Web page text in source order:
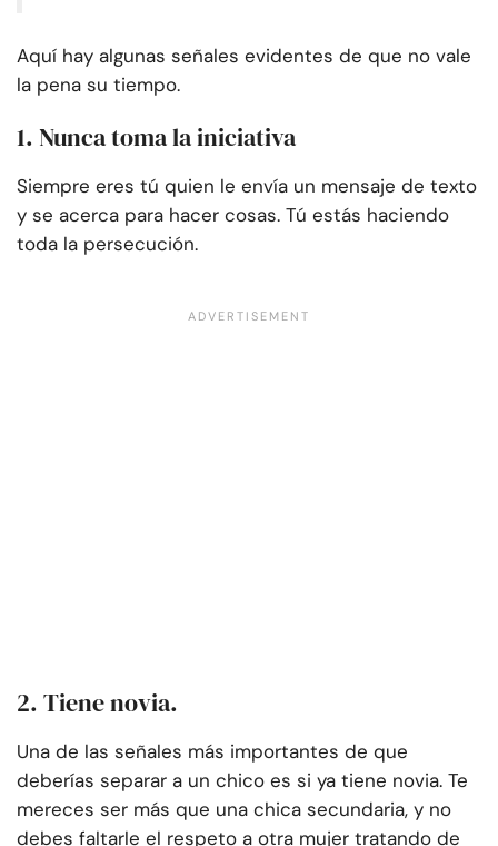
Aquí hay algunas señales evidentes de que no vale
la pena su tiempo.
1. Nunca toma la iniciativa
Siempre eres tú quien le envía un mensaje de texto
y se acerca para hacer cosas. Tú estás haciendo
toda la persecución.
2. Tiene novia.
Una de las señales más importantes de que
deberías separar a un chico es si ya tiene novia. Te
mereces ser más que una chica secundaria, y no
debes faltarle el respeto a otra mujer tratando de